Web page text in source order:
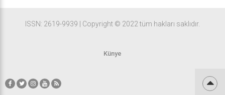
ISSN: 2619-9939 | Copyright © 2022 tüm hakları saklıdır.
Künye